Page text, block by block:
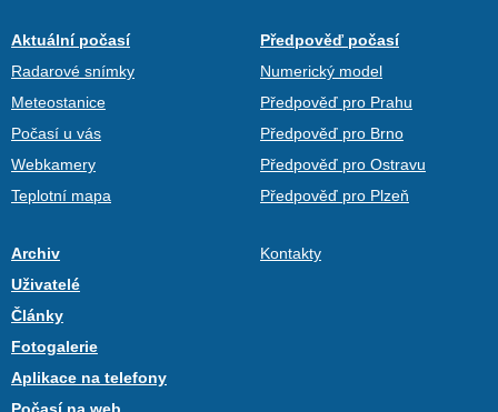
Aktuální počasí
Radarové snímky
Meteostanice
Počasí u vás
Webkamery
Teplotní mapa
Předpověď počasí
Numerický model
Předpověď pro Prahu
Předpověď pro Brno
Předpověď pro Ostravu
Předpověď pro Plzeň
Archiv
Uživatelé
Články
Fotogalerie
Aplikace na telefony
Kontakty